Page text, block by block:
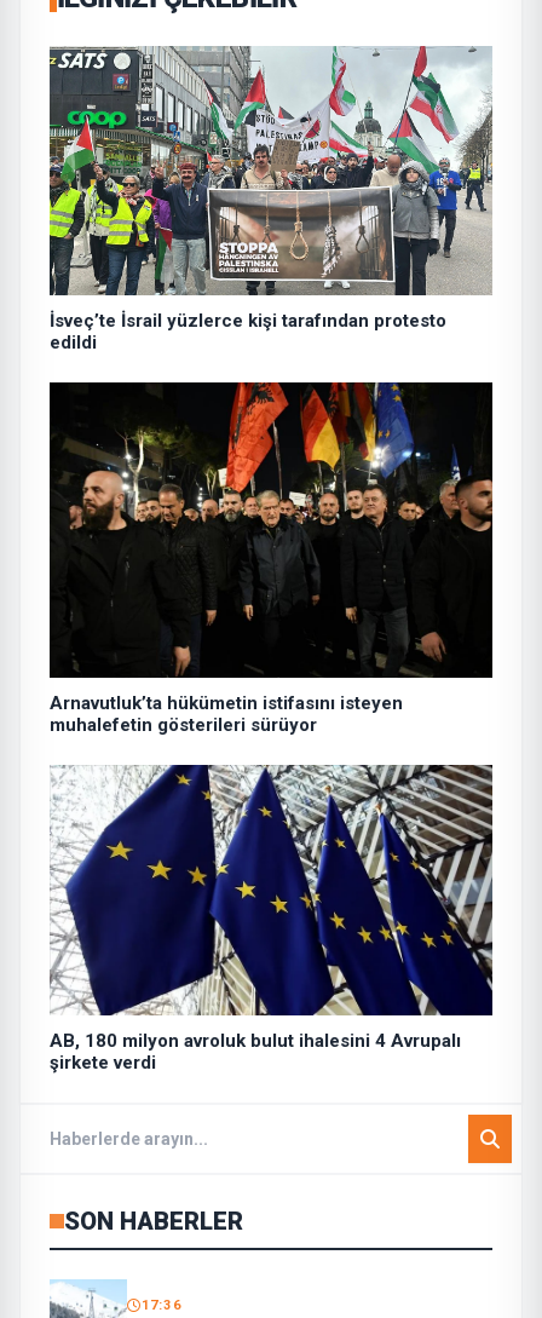
İsveç’te İsrail yüzlerce kişi tarafından protesto
edildi
Arnavutluk’ta hükümetin istifasını isteyen
muhalefetin gösterileri sürüyor
AB, 180 milyon avroluk bulut ihalesini 4 Avrupalı
şirkete verdi
SON HABERLER
17:36